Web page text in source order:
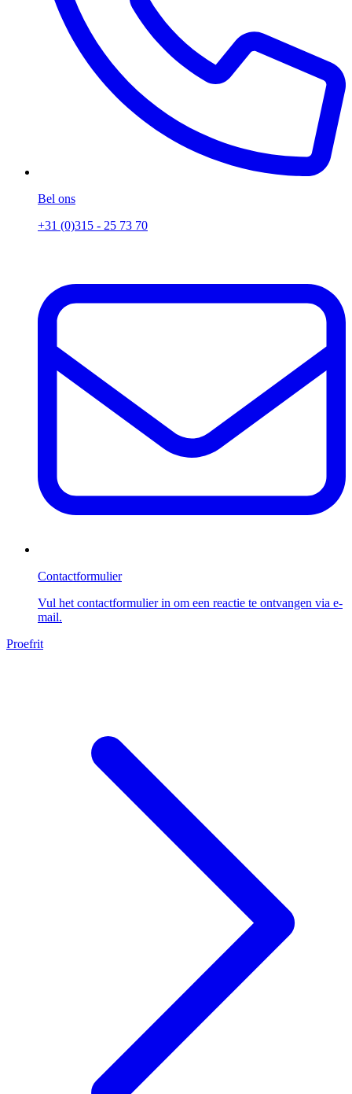
Bel ons
+31 (0)315 - 25 73 70
Contactformulier
Vul het contactformulier in om een reactie te ontvangen via e-
mail.
Proefrit